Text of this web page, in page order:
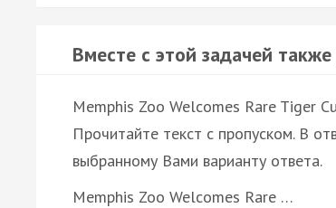
Вместе с этой задачей
Memphis Zoo Welcomes Rare Tiger
Прочитайте текст с пропуском. В
выбранному Вами варианту ответа.
Memphis Zoo Welcomes Rare …